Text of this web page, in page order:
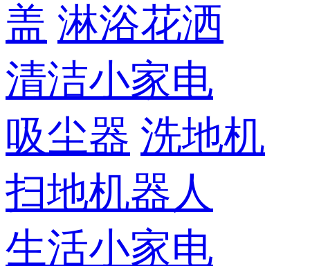
盖 淋浴花洒
清洁小家电
吸尘器 洗地机
扫地机器人
生活小家电